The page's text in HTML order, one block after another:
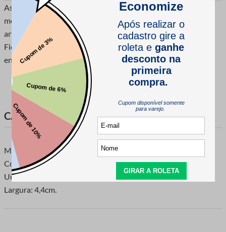
As Rendas de algodão da Paraíba são muito conhecidas no
mercado. Sua composição 100% algodão é ideal para
artesanato, costura, confecções em geral, decoração e outros.
Ficam lindas em toalha de banho, rosto, panos de patro,
enxovais de bebes e muito mais!
CARACTERÍSTICAS DO PRODUTO
Marca: Paraiba
Composição: 100% Algodão.
Unidade de Venda: Peça com 20 metros.
Largura: 4,4cm.